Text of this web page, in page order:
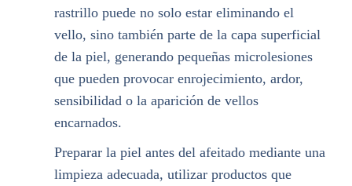
rastrillo puede no solo estar eliminando el
vello, sino también parte de la capa superficial
de la piel, generando pequeñas microlesiones
que pueden provocar enrojecimiento, ardor,
sensibilidad o la aparición de vellos
encarnados.
Preparar la piel antes del afeitado mediante una
limpieza adecuada, utilizar productos que